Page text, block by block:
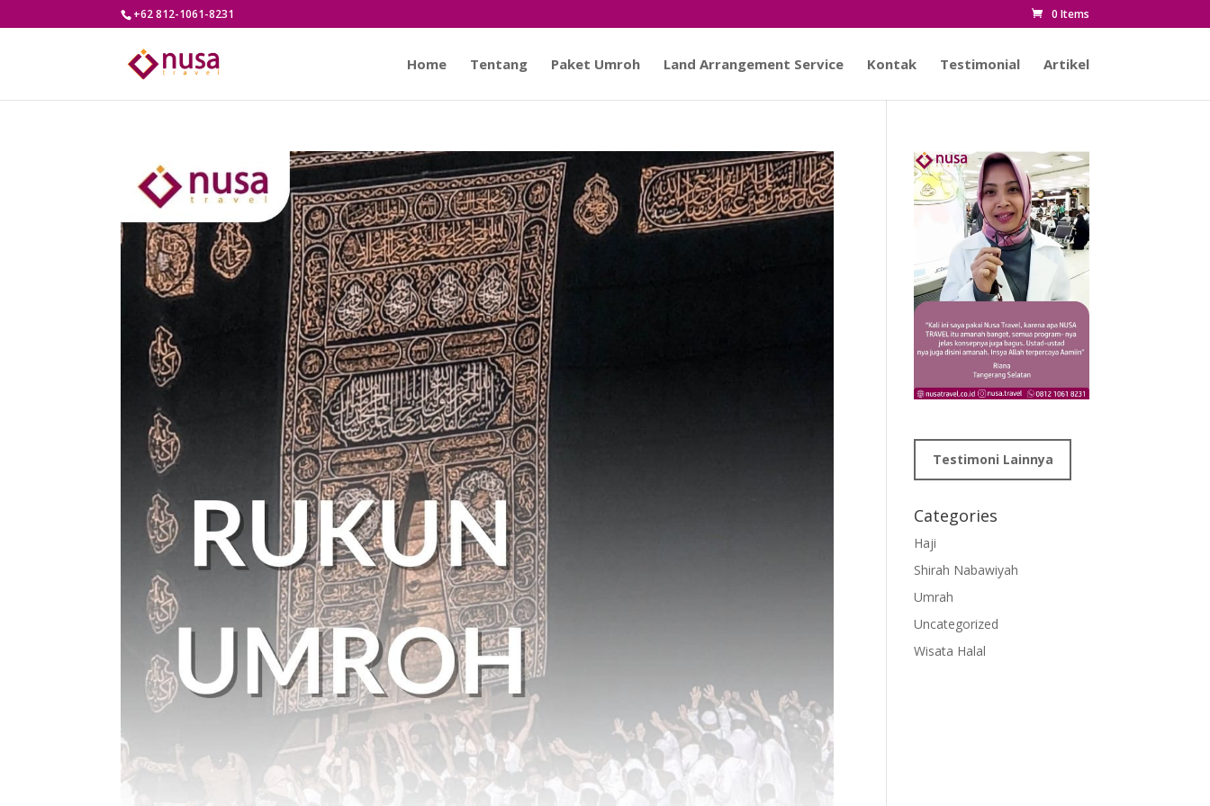
+62 812-1061-8231 0 Items
Home Tentang Paket Umroh Land Arrangement Service Kontak Testimonial Artikel
Testimoni Lainnya
Categories
Haji
Shirah Nabawiyah
Umrah
Uncategorized
Wisata Halal